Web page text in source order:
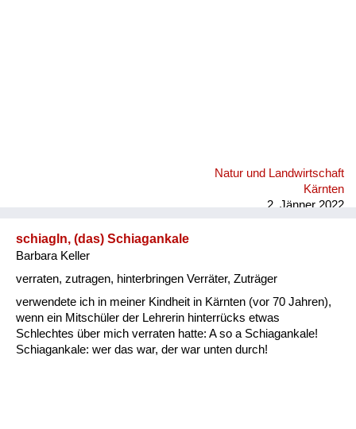
Natur und Landwirtschaft
Kärnten
2. Jänner 2022
schiagln, (das) Schiagankale
Barbara Keller
verraten, zutragen, hinterbringen Verräter, Zuträger
verwendete ich in meiner Kindheit in Kärnten (vor 70 Jahren),
wenn ein Mitschüler der Lehrerin hinterrücks etwas
Schlechtes über mich verraten hatte: A so a Schiagankale!
Schiagankale: wer das war, der war unten durch!